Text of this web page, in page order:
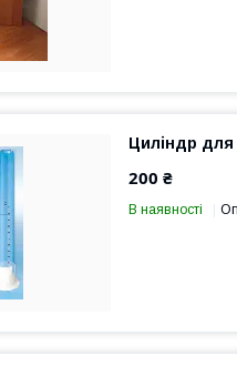
Циліндр для
200 ₴
В наявності